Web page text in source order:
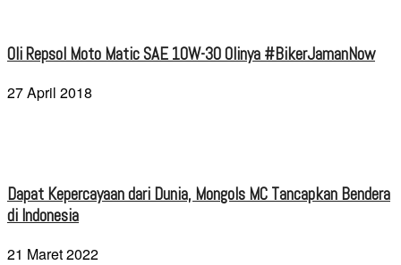
Oli Repsol Moto Matic SAE 10W-30 Olinya #BikerJamanNow
27 April 2018
Dapat Kepercayaan dari Dunia, Mongols MC Tancapkan Bendera
di Indonesia
21 Maret 2022